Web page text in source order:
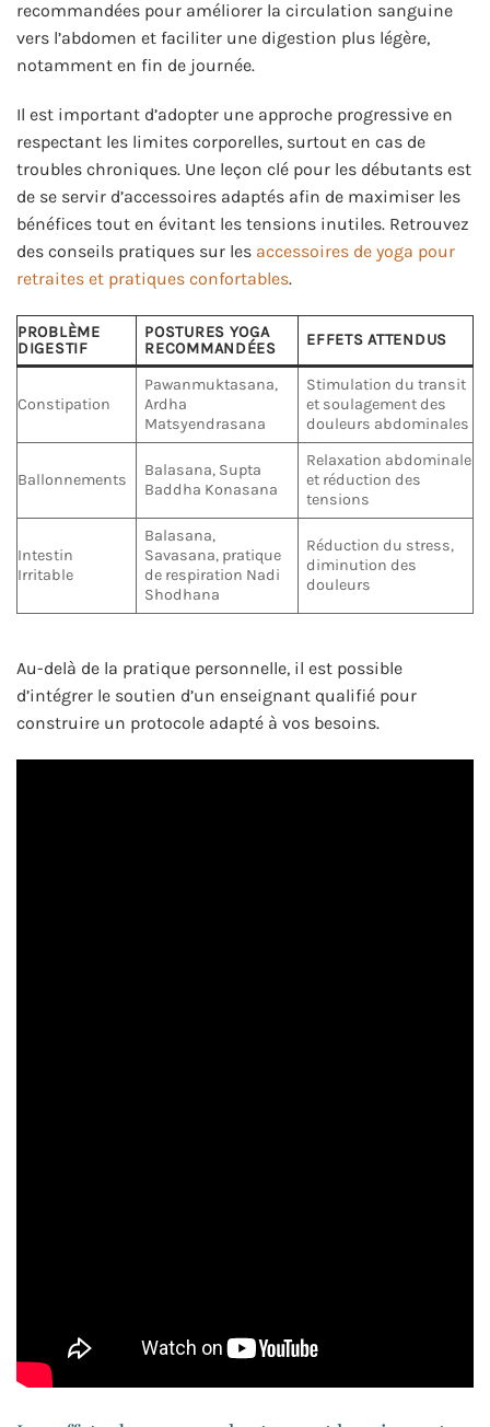
recommandées pour améliorer la circulation sanguine
vers l’abdomen et faciliter une digestion plus légère,
notamment en fin de journée.
Il est important d’adopter une approche progressive en
respectant les limites corporelles, surtout en cas de
troubles chroniques. Une leçon clé pour les débutants est
de se servir d’accessoires adaptés afin de maximiser les
bénéfices tout en évitant les tensions inutiles. Retrouvez
des conseils pratiques sur les accessoires de yoga pour
retraites et pratiques confortables.
PROBLÈME
DIGESTIF
POSTURES YOGA
RECOMMANDÉES
EFFETS ATTENDUS
Constipation
Pawanmuktasana,
Ardha
Matsyendrasana
Stimulation du transit
et soulagement des
douleurs abdominales
Ballonnements
Balasana, Supta
Baddha Konasana
Relaxation abdominale
et réduction des
tensions
Intestin
Irritable
Balasana,
Savasana, pratique
de respiration Nadi
Shodhana
Réduction du stress,
diminution des
douleurs
Au-delà de la pratique personnelle, il est possible
d’intégrer le soutien d’un enseignant qualifié pour
construire un protocole adapté à vos besoins.